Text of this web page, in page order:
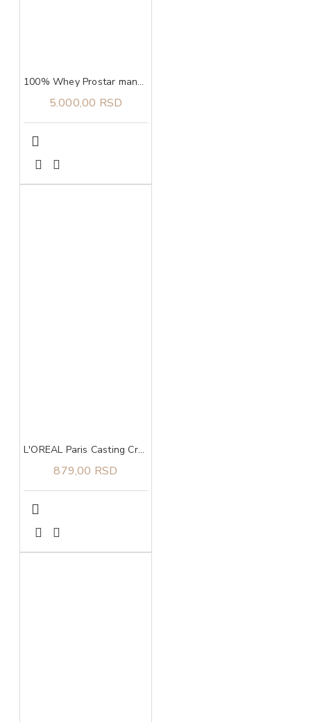
100% Whey Prostar mango, 907g ULTIMATE NUTRITION
5.000,00 RSD
L'OREAL Paris Casting Creme Gloss boja za kosu 550
879,00 RSD